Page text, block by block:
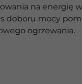
na energię
doboru mocy
ogrzewania.